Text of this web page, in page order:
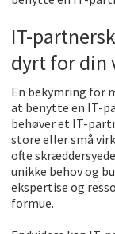
IT-
dyrt for din
En bekymring for
at benytte en IT-
behøver et IT-
store eller små
ofte
unikke behov og
ekspertise og
formue.